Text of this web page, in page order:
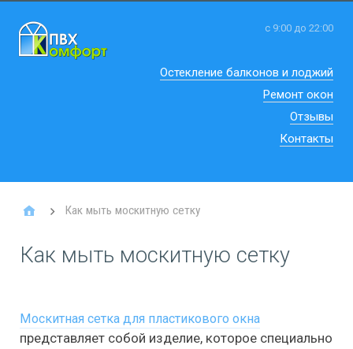
с 9:00 до 22:00
Остекление балконов и лоджий
Ремонт окон
Отзывы
Контакты
Как мыть москитную сетку
Как мыть москитную сетку
Москитная сетка для пластикового окна
представляет собой изделие, которое специально